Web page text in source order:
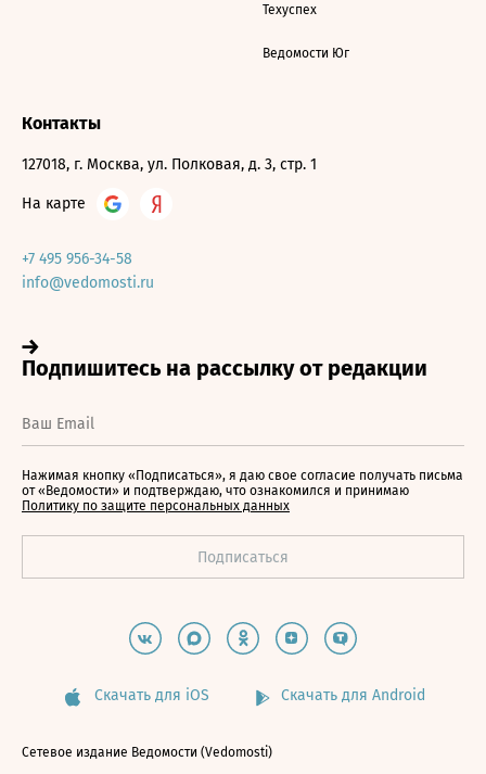
Техуспех
Ведомости Юг
Контакты
127018, г. Москва, ул. Полковая, д. 3, стр. 1
На карте
+7 495 956-34-58
info@vedomosti.ru
Нажимая кнопку «Подписаться», я даю свое согласие получать письма
от «Ведомости» и подтверждаю, что ознакомился и принимаю
Политику по защите персональных данных
Скачать для iOS Скачать для Android
Сетевое издание Ведомости (Vedomosti)